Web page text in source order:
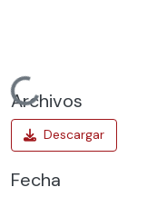
Cargando...
Archivos
Fecha